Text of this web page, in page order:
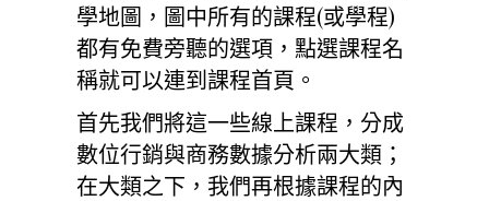
學地圖，圖中所有的課程(或學程)
都有免費旁聽的選項，點選課程名
稱就可以連到課程首頁。
首先我們將這一些線上課程，分成
數位行銷與商務數據分析兩大類；
在大類之下，我們再根據課程的內